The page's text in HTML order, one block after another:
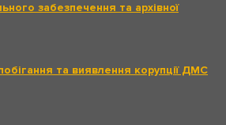
забезпечення та архівної
та виявлення корупції ДМС